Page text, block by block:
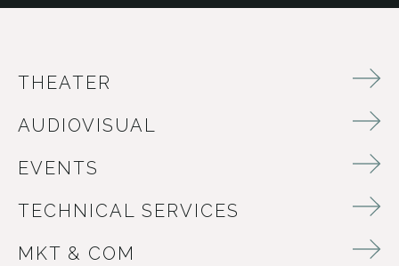
THEATER
AUDIOVISUAL
EVENTS
TECHNICAL SERVICES
MKT & COM